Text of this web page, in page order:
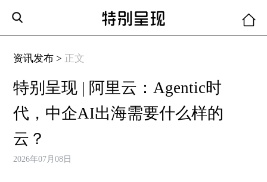
资讯发布 > 正文
特别呈现 | 阿里云：Agentic时
代，中企AI出海需要什么样的
云？
2026年07月08日